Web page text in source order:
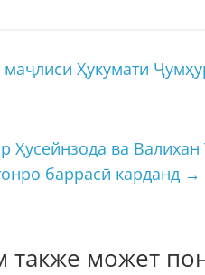
Ҳукумати
Ҳусейнзода ва Валихан
баррасӣ карданд →
также может